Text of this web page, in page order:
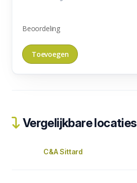
Beoordeling
Vergelijkbare locaties
C&A Sittard